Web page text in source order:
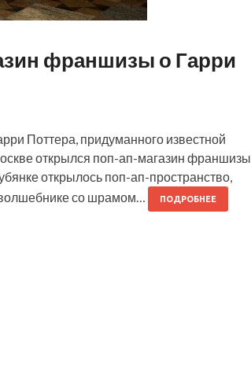
франшизы о Гарри
Поттера, придуманного известной
открылся поп-ап-магазин франшизы
открылось поп-ап-пространство,
со шрамом…
ПОДРОБНЕЕ